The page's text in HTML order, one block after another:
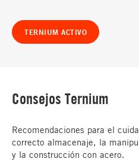
TERNIUM ACTIVO
Consejos Ternium
Recomendaciones para el
correcto almacenaje, la
y la construcción con acero.